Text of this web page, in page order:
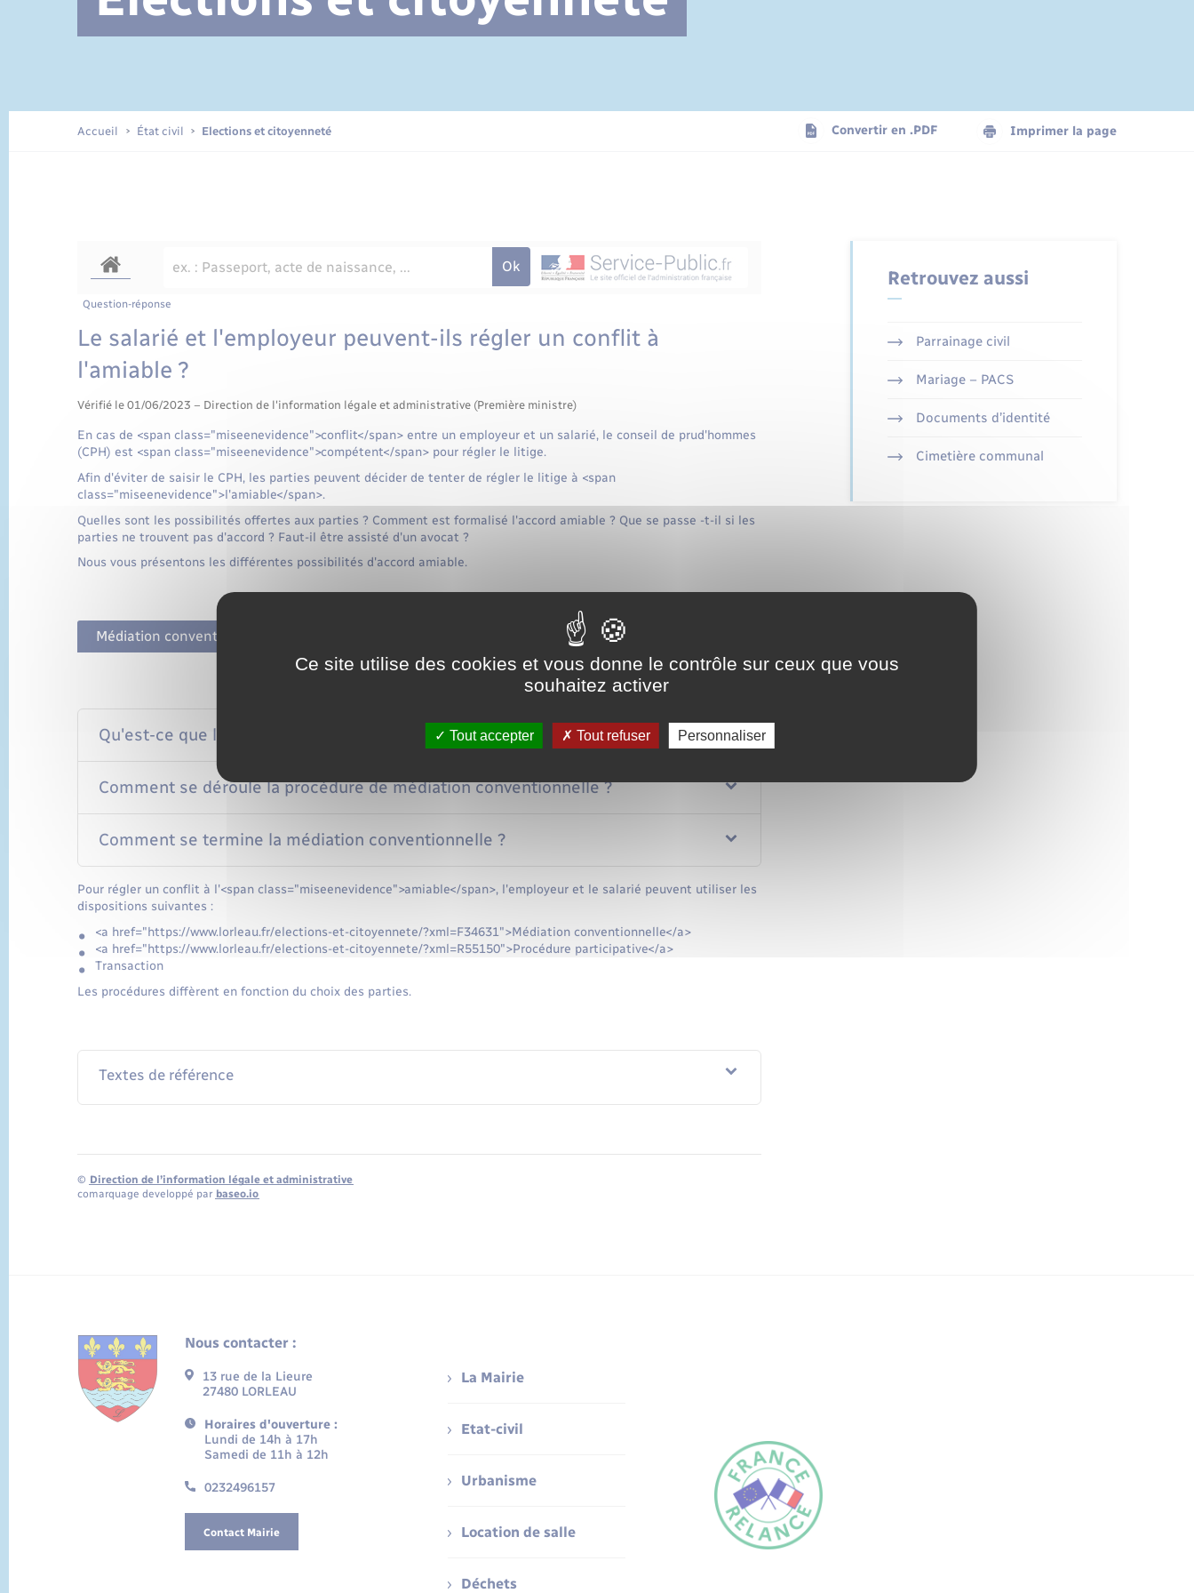
Documents d’identité Cimetière communal
Accueil État civil Elections et citoyenneté Convertir en .PDF Imprimer la page
Question-réponse
Le salarié et l'employeur peuvent-ils régler un conflit à
l'amiable ?
Vérifié le 01/06/2023 – Direction de l'information légale et administrative (Première ministre)
En cas de <span class="miseenevidence">conflit</span> entre un employeur et un salarié, le conseil de prud'hommes
(CPH) est <span class="miseenevidence">compétent</span> pour régler le litige.
Afin d'éviter de saisir le CPH, les parties peuvent décider de tenter de régler le litige à <span
class="miseenevidence">l'amiable</span>.
Quelles sont les possibilités offertes aux parties ? Comment est formalisé l'accord amiable ? Que se passe -t-il si les
parties ne trouvent pas d'accord ? Faut-il être assisté d'un avocat ?
Nous vous présentons les différentes possibilités d'accord amiable.
Médiation conventionnelle Transaction
Tout replier Tout déplier
Qu'est-ce que la médiation conventionnelle ?
Comment se déroule la procédure de médiation conventionnelle ?
Comment se termine la médiation conventionnelle ?
Pour régler un conflit à l'<span class="miseenevidence">amiable</span>, l'employeur et le salarié peuvent utiliser les
dispositions suivantes :
<a href="https://www.lorleau.fr/elections-et-citoyennete/?xml=F34631">Médiation conventionnelle</a>
<a href="https://www.lorleau.fr/elections-et-citoyennete/?xml=R55150">Procédure participative</a>
Transaction
Les procédures diffèrent en fonction du choix des parties.
Textes de référence
© Direction de l’information légale et administrative
comarquage developpé par baseo.io
Retrouvez aussi
Parrainage civil
Mariage – PACS
Documents d’identité
Cimetière communal
Nous contacter :
13 rue de la Lieure
27480 LORLEAU
Horaires d'ouverture :
Lundi de 14h à 17h
Samedi de 11h à 12h
0232496157
Contact Mairie
La Mairie
Etat-civil
Urbanisme
Location de salle
Déchets
Ce site utilise des cookies et vous donne le contrôle sur ceux que vous
souhaitez activer
Tout accepter Tout refuser Personnaliser